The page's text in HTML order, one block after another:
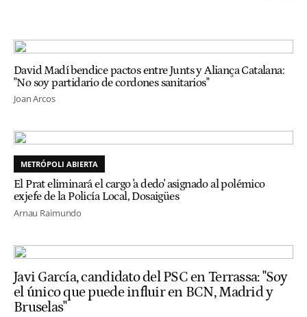
David Madí bendice pactos entre Junts y Aliança Catalana:
"No soy partidario de cordones sanitarios"
Joan Arcos
METRÓPOLI ABIERTA
El Prat eliminará el cargo 'a dedo' asignado al polémico
exjefe de la Policía Local, Dosaigües
Arnau Raimundo
Javi García, candidato del PSC en Terrassa: "Soy
el único que puede influir en BCN, Madrid y
Bruselas"